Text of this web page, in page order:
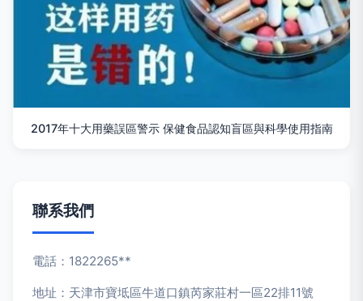
2017年十大用藥誤區警示 保健食品認知盲區與科學使用指南
聯系我們
電話：1822265**
地址：天津市寶坻區牛道口鎮芮家莊村一區22排11號